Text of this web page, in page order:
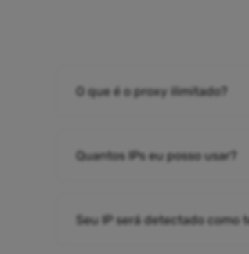
O que é o proxy ilimitado?
Quantos IPs eu posso usar?
Seu IP será detectado como